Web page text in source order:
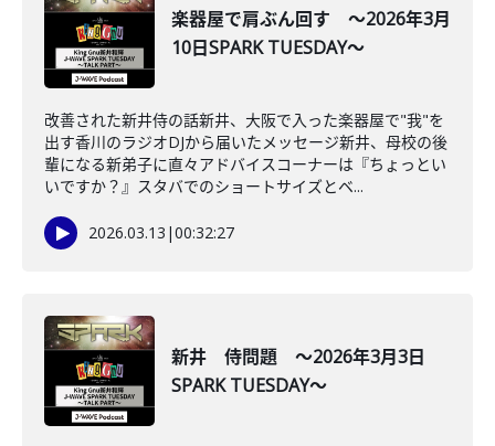
楽器屋で肩ぶん回す ～2026年3月
10日SPARK TUESDAY～
改善された新井侍の話新井、大阪で入った楽器屋で"我"を
出す香川のラジオDJから届いたメッセージ新井、母校の後
輩になる新弟子に直々アドバイスコーナーは『ちょっとい
いですか？』スタバでのショートサイズとベ...
2026.03.13 |00:32:27
新井 侍問題 ～2026年3月3日
SPARK TUESDAY～